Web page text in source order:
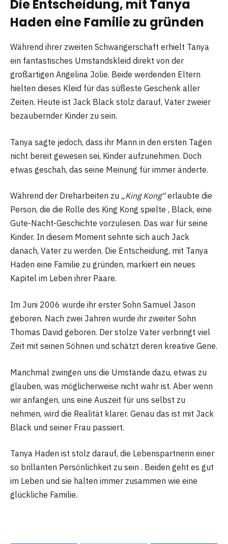
Die Entscheidung, mit Tanya
Haden eine Familie zu gründen
Während ihrer zweiten Schwangerschaft erhielt Tanya
ein fantastisches Umstandskleid direkt von der
großartigen Angelina Jolie. Beide werdenden Eltern
hielten dieses Kleid für das süßeste Geschenk aller
Zeiten. Heute ist Jack Black stolz darauf, Vater zweier
bezaubernder Kinder zu sein.
Tanya sagte jedoch, dass ihr Mann in den ersten Tagen
nicht bereit gewesen sei, Kinder aufzunehmen. Doch
etwas geschah, das seine Meinung für immer änderte.
Während der Dreharbeiten zu „King Kong“erlaubte die
Person, die die Rolle des King Kong spielte , Black, eine
Gute-Nacht-Geschichte vorzulesen. Das war für seine
Kinder. In diesem Moment sehnte sich auch Jack
danach, Vater zu werden. Die Entscheidung, mit Tanya
Haden eine Familie zu gründen, markiert ein neues
Kapitel im Leben ihrer Paare.
Im Juni 2006 wurde ihr erster Sohn Samuel Jason
geboren. Nach zwei Jahren wurde ihr zweiter Sohn
Thomas David geboren. Der stolze Vater verbringt viel
Zeit mit seinen Söhnen und schätzt deren kreative Gene.
Manchmal zwingen uns die Umstände dazu, etwas zu
glauben, was möglicherweise nicht wahr ist. Aber wenn
wir anfangen, uns eine Auszeit für uns selbst zu
nehmen, wird die Realität klarer. Genau das ist mit Jack
Black und seiner Frau passiert.
Tanya Haden ist stolz darauf, die Lebenspartnerin einer
so brillanten Persönlichkeit zu sein . Beiden geht es gut
im Leben und sie halten immer zusammen wie eine
glückliche Familie.